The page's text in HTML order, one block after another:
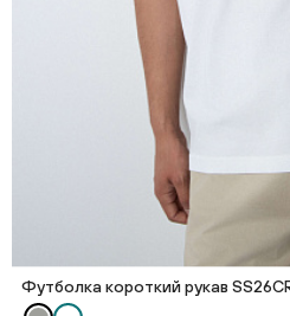
Футболка короткий рукав